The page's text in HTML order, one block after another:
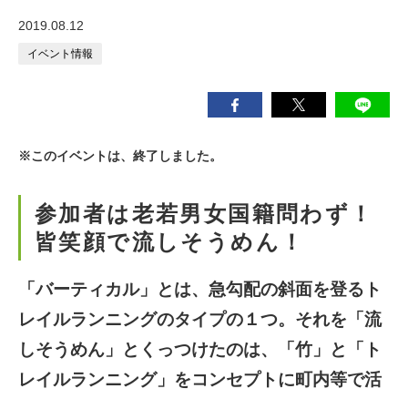
2019.08.12
イベント情報
※このイベントは、終了しました。
参加者は老若男女国籍問わず！
皆笑顔で流しそうめん！
「バーティカル」とは、急勾配の斜面を登るト
レイルランニングのタイプの１つ。それを「流
しそうめん」とくっつけたのは、「竹」と「ト
レイルランニング」をコンセプトに町内等で活